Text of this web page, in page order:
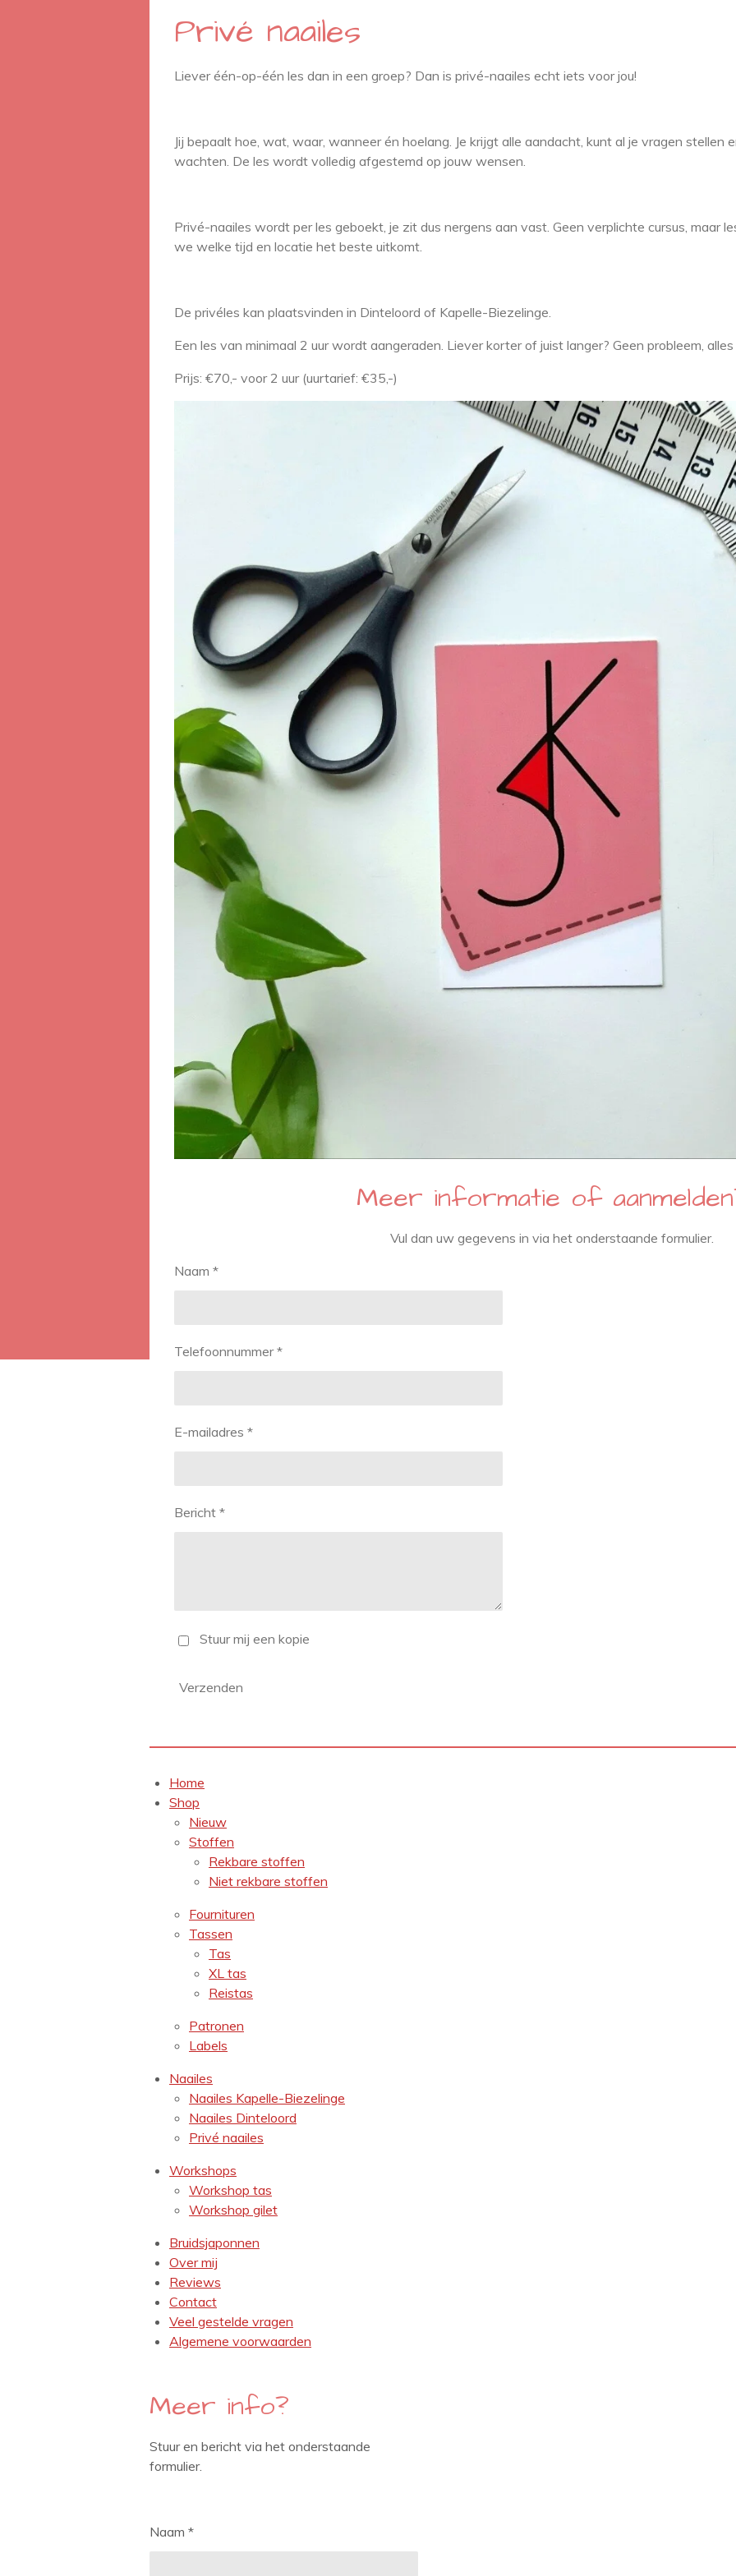
Privé naailes
Liever één-op-één les dan in een groep? Dan is privé-naailes echt iets voor jou!
Jij bepaalt hoe, wat, waar, wanneer én hoelang. Je krijgt alle aandacht, kunt al je vragen stellen
wachten. De les wordt volledig afgestemd op jouw wensen.
Privé-naailes wordt per les geboekt, je zit dus nergens aan vast. Geen verplichte cursus, maar
we welke tijd en locatie het beste uitkomt.
De privéles kan plaatsvinden in Dinteloord of Kapelle-Biezelinge.
Een les van minimaal 2 uur wordt aangeraden. Liever korter of juist langer? Geen probleem,
Prijs: €70,- voor 2 uur (uurtarief: €35,-)
Meer informatie of
Vul dan uw gegevens in via het onderstaande formulier.
Naam *
Telefoonnummer *
E-mailadres *
Bericht *
Stuur mij een kopie
Verzenden
Home
Shop
Nieuw
Stoffen
Rekbare stoffen
Niet rekbare stoffen
Fournituren
Tassen
Tas
XL tas
Reistas
Patronen
Labels
Naailes
Naailes Kapelle-Biezelinge
Naailes Dinteloord
Privé naailes
Workshops
Workshop tas
Workshop gilet
Bruidsjaponnen
Over mij
Reviews
Contact
Veel gestelde vragen
Algemene voorwaarden
Meer info?
Stuur en bericht via het onderstaande
formulier.
Naam *